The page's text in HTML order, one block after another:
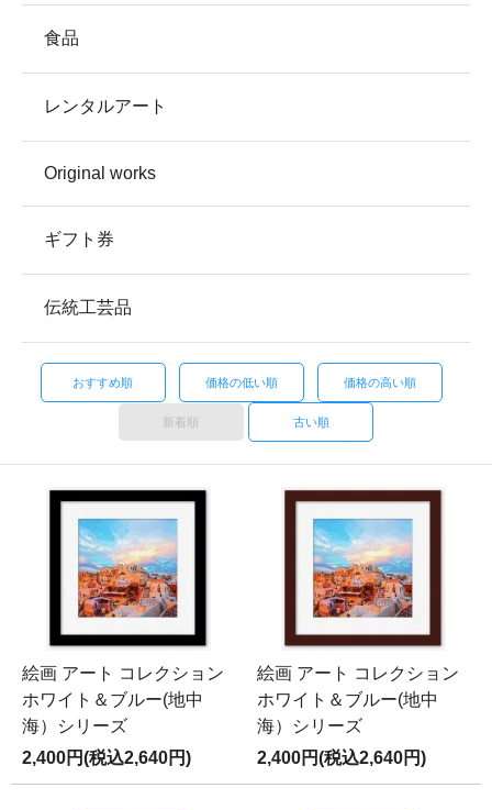
食品
レンタルアート
Original works
ギフト券
伝統工芸品
おすすめ順 価格の低い順 価格の高い順
新着順 古い順
絵画 アート コレクション
ホワイト＆ブルー(地中
海）シリーズ
2,400円(税込2,640円)
絵画 アート コレクション
ホワイト＆ブルー(地中
海）シリーズ
2,400円(税込2,640円)